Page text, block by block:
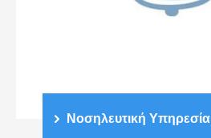
Νοσηλευτική Υπηρεσία